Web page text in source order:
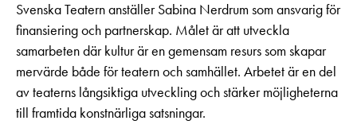
Svenska Teatern anställer Sabina Nerdrum som ansvarig för
finansiering och partnerskap. Målet är att utveckla
samarbeten där kultur är en gemensam resurs som skapar
mervärde både för teatern och samhället. Arbetet är en del
av teaterns långsiktiga utveckling och stärker möjligheterna
till framtida konstnärliga satsningar.